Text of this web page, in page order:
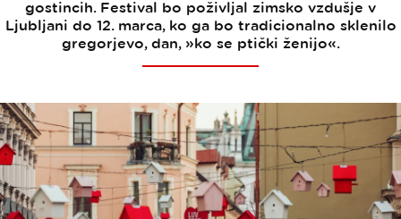
gostincih. Festival bo poživljal zimsko vzdušje v
Ljubljani do 12. marca, ko ga bo tradicionalno sklenilo
gregorjevo, dan, »ko se ptički ženijo«.